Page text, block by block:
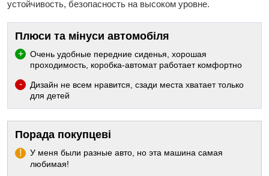
устойчивость, безопасность на высоком уровне.
Плюси та мінуси автомобіля
Очень удобные передние сиденья, хорошая
проходимость, коробка-автомат работает комфортно
Дизайн не всем нравится, сзади места хватает только
для детей
Порада покупцеві
У меня были разные авто, но эта машина самая
любимая!